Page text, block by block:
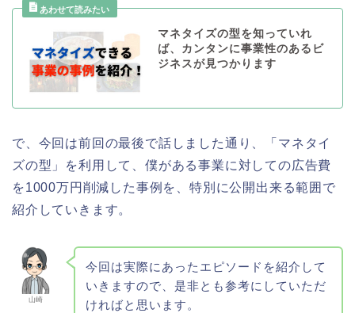
マネタイズの型を知っていれ
ば、カンタンに事業性のあるビ
ジネスが見つかります
で、今回は前回の最後で話しました通り、「マネタイ
ズの型」を利用して、僕がある事業に対しての広告費
を1000万円削減した事例を、特別に公開出来る範囲で
紹介していきます。
山崎
今回は実際にあったエピソードを紹介して
いきますので、是非とも参考にしていただ
ければと思います。